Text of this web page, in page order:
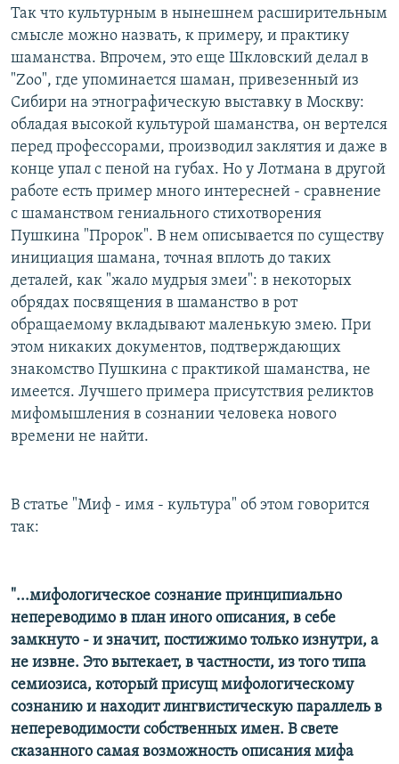
Так что культурным в нынешнем расширительным
смысле можно назвать, к примеру, и практику
шаманства. Впрочем, это еще Шкловский делал в
"Zoo", где упоминается шаман, привезенный из
Сибири на этнографическую выставку в Москву:
обладая высокой культурой шаманства, он вертелся
перед профессорами, производил заклятия и даже в
конце упал с пеной на губах. Но у Лотмана в другой
работе есть пример много интересней - сравнение
с шаманством гениального стихотворения
Пушкина "Пророк". В нем описывается по существу
инициация шамана, точная вплоть до таких
деталей, как "жало мудрыя змеи": в некоторых
обрядах посвящения в шаманство в рот
обращаемому вкладывают маленькую змею. При
этом никаких документов, подтверждающих
знакомство Пушкина с практикой шаманства, не
имеется. Лучшего примера присутствия реликтов
мифомышления в сознании человека нового
времени не найти.
В статье "Миф - имя - культура" об этом говорится
так:
"...мифологическое сознание принципиально
непереводимо в план иного описания, в себе
замкнуто - и значит, постижимо только изнутри, а
не извне. Это вытекает, в частности, из того типа
семиозиса, который присущ мифологическому
сознанию и находит лингвистическую параллель в
непереводимости собственных имен. В свете
сказанного самая возможность описания мифа